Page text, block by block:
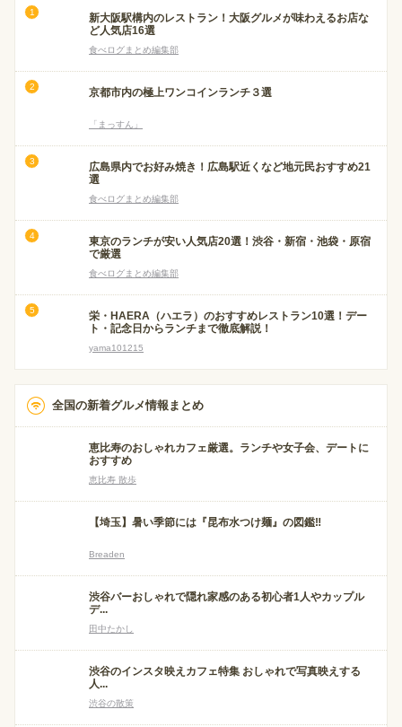
新大阪駅構内のレストラン！大阪グルメが味わえるお店な
ど人気店16選
食べログまとめ編集部
京都市内の極上ワンコインランチ３選
「まっすん」
広島県内でお好み焼き！広島駅近くなど地元民おすすめ21
選
食べログまとめ編集部
東京のランチが安い人気店20選！渋谷・新宿・池袋・原宿
で厳選
食べログまとめ編集部
栄・HAERA（ハエラ）のおすすめレストラン10選！デー
ト・記念日からランチまで徹底解説！
yama101215
全国の新着グルメ情報まとめ
恵比寿のおしゃれカフェ厳選。ランチや女子会、デートに
おすすめ
恵比寿 散歩
【埼玉】暑い季節には『昆布水つけ麺』の図鑑‼
Breaden
渋谷バーおしゃれで隠れ家感のある初心者1人やカップル
デ...
田中たかし
渋谷のインスタ映えカフェ特集 おしゃれで写真映えする
人...
渋谷の散策